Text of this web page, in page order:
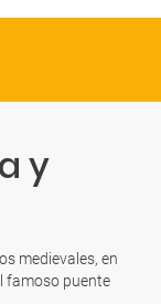
y
medievales, en
famoso puente